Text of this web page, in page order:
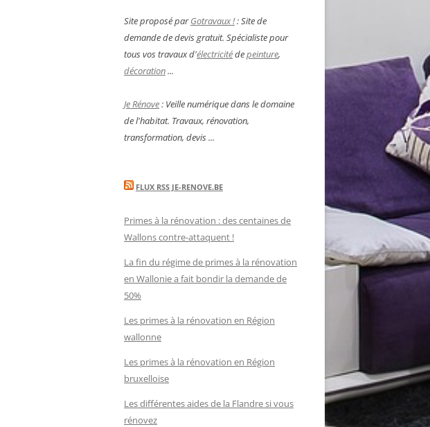
Site proposé parGotravaux !: Site de
demande de devis gratuit. Spécialiste pour
tous vos travaux d'électricitédepeinture,
décoration...
Je Rénove: Veille numérique dans le domaine
de l'habitat. Travaux, rénovation,
transformation, devis ...
FLUX RSS JE-RENOVE.BE
Primes à la rénovation : des centaines de
Wallons contre-attaquent !
La fin du régime de primes à la rénovation
en Wallonie a fait bondir la demande de
50%
Les primes à la rénovation en Région
wallonne
Les primes à la rénovation en Région
bruxelloise
Les différentes aides de la Flandre si vous
rénovez